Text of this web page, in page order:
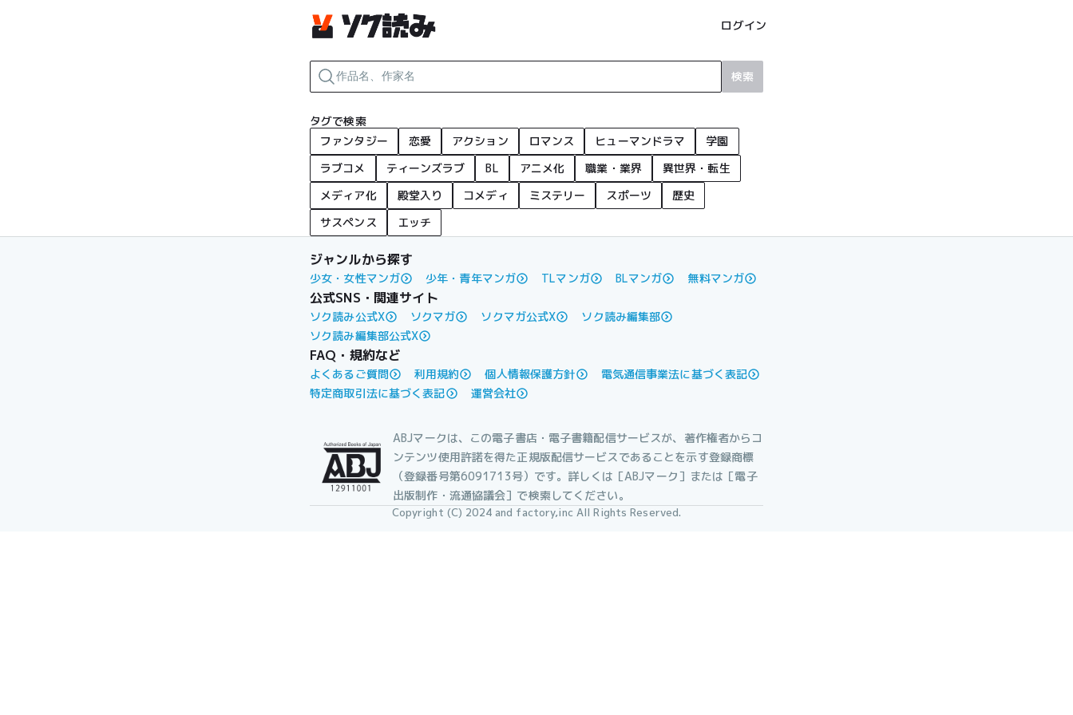
ログイン
検索
タグで検索
ファンタジー
恋愛 アクション ロマンス ヒューマンドラマ
学園
ラブコメ
ティーンズラブ BL アニメ化 職業・業界
異世界・転生
メディア化
殿堂入り コメディ ミステリー スポーツ
歴史
サスペンス
エッチ
ジャンルから探す
少女・女性マンガ 少年・青年マンガ TLマンガ BLマンガ 無料マンガ
公式SNS・関連サイト
ソク読み公式X ソクマガ ソクマガ公式X
ソク読み編集部
ソク読み編集部公式X
FAQ・規約など
よくあるご質問 利用規約 個人情報保護方針
電気通信事業法に基づく表記
特定商取引法に基づく表記
運営会社
ABJマークは、この電子書店・電子書籍配信サービスが、著作権者からコ
ンテンツ使用許諾を得た正規版配信サービスであることを示す登録商標
（登録番号第6091713号）です。詳しくは［ABJマーク］または［電子
出版制作・流通協議会］で検索してください。
Copyright (C) 2024 and factory,inc All Rights Reserved.